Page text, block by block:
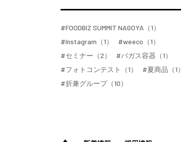
#FOODBIZ SUMMIT NAGOYA（1）
#Instagram（1）
#weeco（1）
#セミナー（2）
#バガス容器（1）
#フォトコンテスト（1）
#夏商品（1）
#折兼グループ（10）